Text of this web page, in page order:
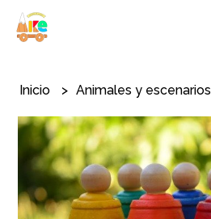
Inicio Animales y escenarios